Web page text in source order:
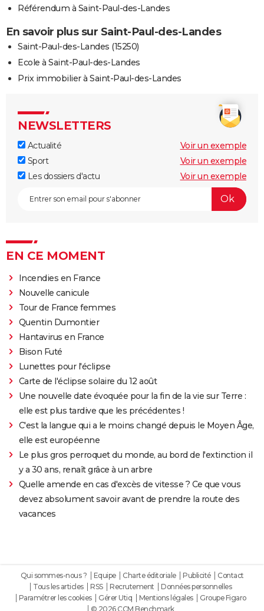
Référendum à Saint-Paul-des-Landes
En savoir plus sur Saint-Paul-des-Landes
Saint-Paul-des-Landes (15250)
Ecole à Saint-Paul-des-Landes
Prix immobilier à Saint-Paul-des-Landes
NEWSLETTERS
Actualité
Voir un exemple
Sport
Voir un exemple
Les dossiers d'actu
Voir un exemple
EN CE MOMENT
Incendies en France
Nouvelle canicule
Tour de France femmes
Quentin Dumontier
Hantavirus en France
Bison Futé
Lunettes pour l'éclipse
Carte de l'éclipse solaire du 12 août
Une nouvelle date évoquée pour la fin de la vie sur Terre :
elle est plus tardive que les précédentes !
C'est la langue qui a le moins changé depuis le Moyen Âge,
elle est européenne
Le plus gros perroquet du monde, au bord de l'extinction il
y a 30 ans, renaît grâce à un arbre
Quelle amende en cas d'excès de vitesse ? Ce que vous
devez absolument savoir avant de prendre la route des
vacances
Qui sommes-nous ? Equipe Charte éditoriale Publicité
Contact
Tous les articles
RSS Recrutement
Données personnelles
Paramétrer les cookies
Gérer Utiq Mentions légales
Groupe Figaro
© 2026 CCM Benchmark